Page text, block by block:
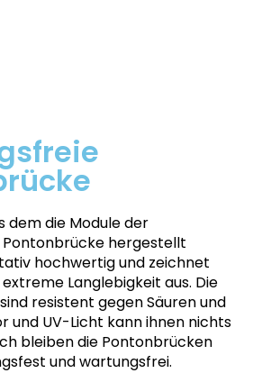
dem die Module der
hergestellt
hochwertig und zeichnet
Langlebigkeit aus. Die
resistent gegen Säuren und
und UV-Licht kann ihnen nichts
bleiben die Pontonbrücken
und wartungsfrei.